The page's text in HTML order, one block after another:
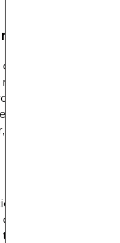
más opciones
más
pero MT5
la gestión de
lo que mejora la
superior gracias a
con el
traduce en una